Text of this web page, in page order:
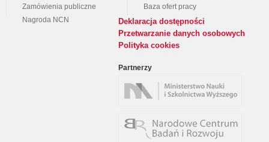
Zamówienia publiczne
Nagroda NCN
Baza ofert pracy
Deklaracja dostępności
Przetwarzanie danych osobowych
Polityka cookies
Partnerzy